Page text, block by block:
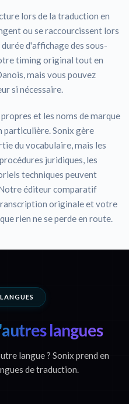
lors de la traduction en
ou se raccourcissent lors
d'affichage des sous-
timing original tout en
mais vous pouvez
si nécessaire.
et les noms de marque
particulière. Sonix gère
du vocabulaire, mais les
juridiques, les
techniques peuvent
éditeur comparatif
originale et votre
rien ne se perde en route.
langues
langue ? Sonix prend en
de traduction.